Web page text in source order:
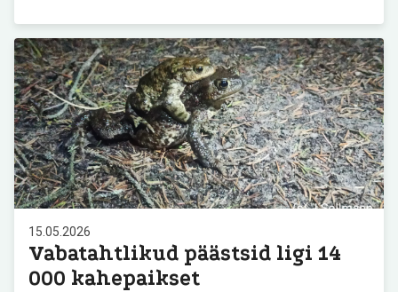
15.05.2026
Vabatahtlikud päästsid ligi 14
000 kahepaikset